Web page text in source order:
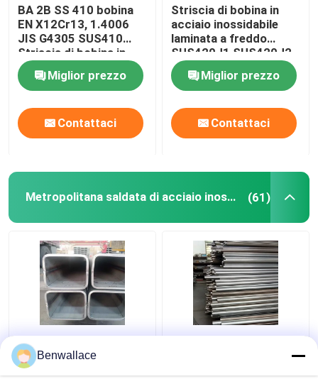
BA 2B SS 410 bobina
EN X12Cr13, 1.4006
JIS G4305 SUS410
Striscia di bobina in
acciaio inossidabile
0,3-3 mmMiglior prezzo
Contattaci
Striscia di bobina in
acciaio inossidabile
laminata a freddo
SUS420J1 SUS420J2
0,3-3 mm
Miglior prezzo
Contattaci
Metropolitana saldata di acciaio inossidabile (61)
ASTM 316L SS tubo
quadrato TP316L
1.4404 tubo di acciaio
acciaio inossidabile 2D
Benwallace